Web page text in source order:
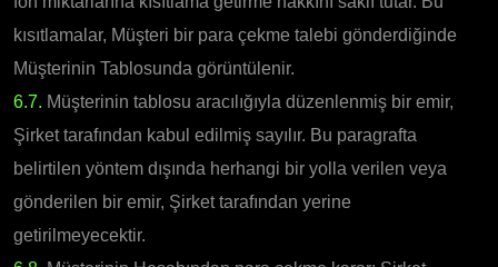
kısıtlamalar, Müşteri bir para çekme talebi gönderdiğinde
Müşterinin Tablosunda görüntülenir.
6.7. Müşterinin tablosu aracılığıyla düzenlenmiş bir emir,
Şirket tarafından kabul edilmiş sayılır. Bu paragrafta
belirtilen yöntem dışında herhangi bir yolla verilen veya
gönderilen bir emir, Şirket tarafından yerine
getirilmeyecektir.